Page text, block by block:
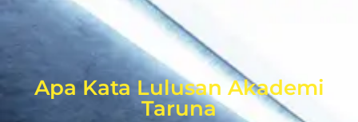
Apa Kata Lulusan Akademi
Taruna